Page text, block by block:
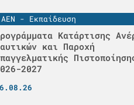
ΑΕΝ - Εκπαίδευση
Κατάρτισης
και Παροχή
2027